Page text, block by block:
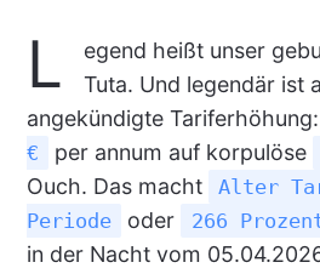
L
egend heißt unser
Tuta. Und legendär ist
angekündigte
€
per annum auf korpulöse
Ouch. Das macht
Alter
Periode
oder 266
in der Nacht vom